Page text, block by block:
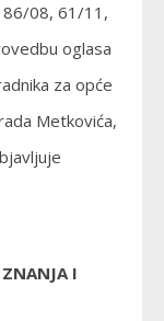
86/08, 61/11,
oglasa
za opće
Metkovića,
I